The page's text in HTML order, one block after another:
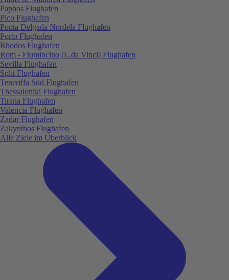
Paphos Flughafen
Pico Flughafen
Ponta Delgada Nordela Flughafen
Porto Flughafen
Rhodos Flughafen
Rom - Fiumincino (L.da Vinci) Flughafen
Sevilla Flughafen
Split Flughafen
Teneriffa Süd Flughafen
Thessaloniki Flughafen
Tirana Flughafen
Valencia Flughafen
Zadar Flughafen
Zakynthos Flughafen
Alle Ziele im Überblick